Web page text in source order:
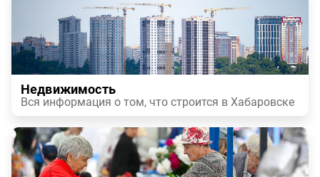
Недвижимость
Вся информация о том, что строится в Хабаровске